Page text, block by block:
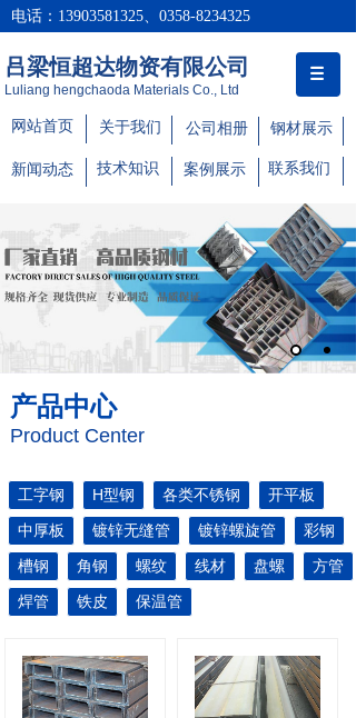
电话：13903581325、0358-8234325
公司相册
网站首页
吕梁恒超达物资有限公司
Luliang hengchaoda Materials Co., Ltd
联系我们
钢材展示
关于我们
案例展示
新闻动态 技术知识
产品中心
Product Center
工字钢 H型钢 各类不锈钢
开平板
中厚板
镀锌无缝管 镀锌螺旋管
彩钢
槽钢
角钢 螺纹 线材 盘螺
方管
焊管
铁皮 保温管